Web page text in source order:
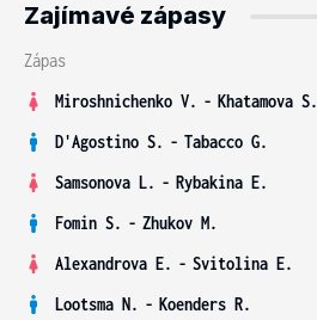
Zajímavé zápasy
Zápas
Miroshnichenko V. - Khatamova S.
D'Agostino S. - Tabacco G.
Samsonova L. - Rybakina E.
Fomin S. - Zhukov M.
Alexandrova E. - Svitolina E.
Lootsma N. - Koenders R.